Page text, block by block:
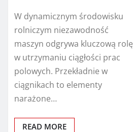
W dynamicznym środowisku
rolniczym niezawodność
maszyn odgrywa kluczową rolę
w utrzymaniu ciągłości prac
polowych. Przekładnie w
ciągnikach to elementy
narażone…
READ MORE